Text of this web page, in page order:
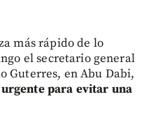
más rápido de lo
el secretario general
Guterres, en Abu Dabi,
para evitar una